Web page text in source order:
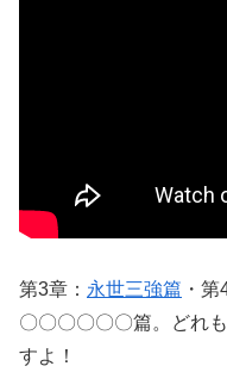
第3章： 永世三強篇 ・
〇〇〇〇〇〇篇。どれ
すよ！